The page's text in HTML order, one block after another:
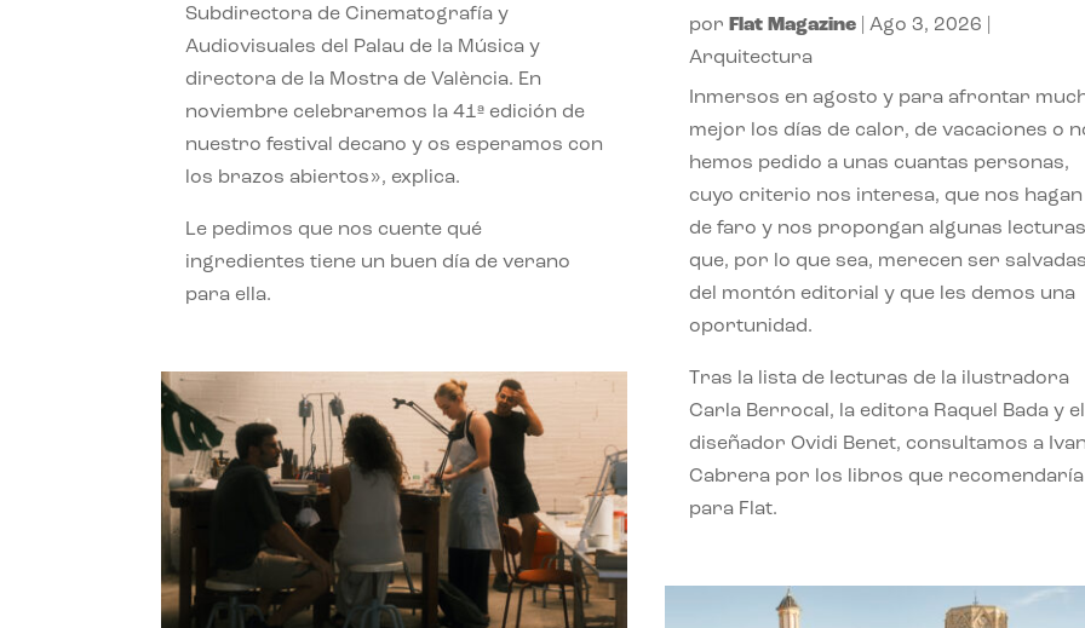
Subdirectora de Cinematografía y
Audiovisuales del Palau de la Música y
directora de la Mostra de València. En
noviembre celebraremos la 41ª edición de
nuestro festival decano y os esperamos con
los brazos abiertos», explica.
Le pedimos que nos cuente qué
ingredientes tiene un buen día de verano
para ella.
por Flat Magazine| Ago 3, 2026
Arquitectura
Inmersos en agosto y para afrontar
mejor los días de calor, de vacaciones o
hemos pedido a unas cuantas personas,
cuyo criterio nos interesa, que nos hagan
de faro y nos propongan algunas lecturas
que, por lo que sea, merecen ser
del montón editorial y que les demos una
oportunidad.
Tras la lista de lecturas de la ilustradora
Carla Berrocal, la editora Raquel Bada y el
diseñador Ovidi Benet, consultamos a
Cabrera por los libros que recomendaría
para Flat.